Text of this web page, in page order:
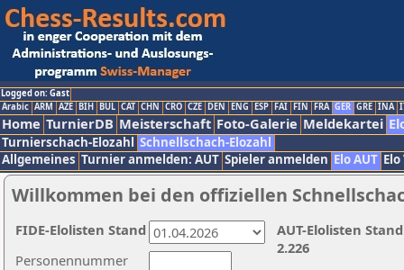
Logged on: Gast
Arabic ARM AZE BIH BUL CAT CHN CRO CZE DEN ENG ESP FAI FIN FRA GER GRE INA
Home TurnierDB Meisterschaft Foto-Galerie Meldekartei
Turnierschach-Elozahl Schnellschach-Elozahl
Allgemeines Turnier anmelden: AUT Spieler anmelden Elo AUT
Willkommen bei den offiziellen
Personennummer
AUT-Elolisten
2.226
FIDE-Elolisten Stand